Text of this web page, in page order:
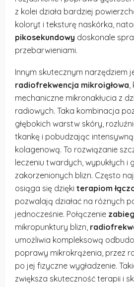
z kolei działa bardziej
koloryt i teksturę naskórka,
pikosekundowy doskonale
przebarwieniami.
Innym skutecznym narzędziem
radiofrekwencja mikroigłowa
mechaniczne mikronakłucia z
radiowych. Taka kombinacja
głębokich warstw skóry,
tkankę i pobudzając
kolagenową. To rozwiązanie
leczeniu twardych, wypukłych i
zakorzenionych blizn. Często
osiąga się dzięki terapiom
pozwalają działać na różnych
jednocześnie. Połączenie
mikropunktury blizn,
umożliwia kompleksową
poprawy mikrokrążenia, przez
po jej fizyczne wygładzenie.
zwiększa skuteczność terapii i